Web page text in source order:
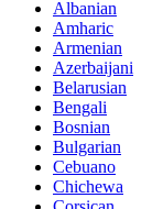
Albanian
Amharic
Armenian
Azerbaijani
Belarusian
Bengali
Bosnian
Bulgarian
Cebuano
Chichewa